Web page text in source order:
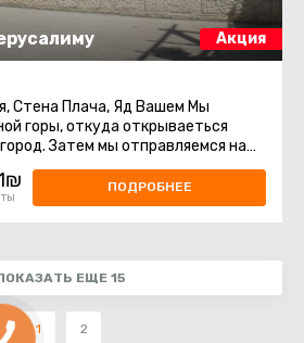
Акция
Стена Плача, Яд Вашем Мы
горы, откуда открываеться
Затем мы отправляемся на
гору Сион, чтобы посетить ...
ПОДРОБНЕЕ
ЕЩЕ 15
1 2